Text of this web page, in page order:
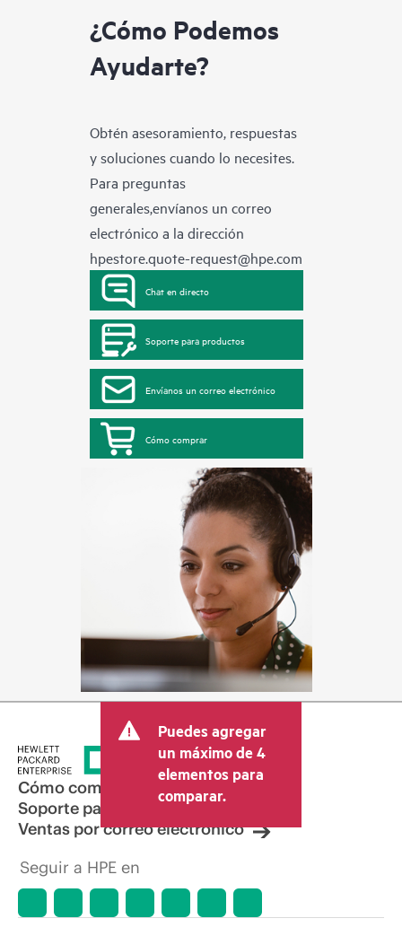
¿Cómo Podemos
Ayudarte?
Obtén asesoramiento, respuestas
y soluciones cuando lo necesites.
Para preguntas
generales,envíanos un correo
electrónico a la dirección
hpestore.quote-request@hpe.com
Chat en directo
Soporte para productos
Envíanos un correo electrónico
Cómo comprar
Puedes agregar
un máximo de 4
elementos para
comparar.
Cómo comprar
Soporte para productos
Ventas por correo electrónico
Seguir a HPE en